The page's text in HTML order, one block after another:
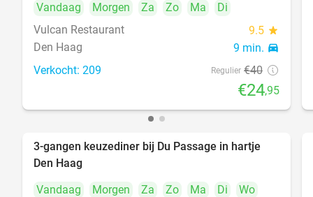
Vandaag Morgen Za Zo Ma
Di
Vulcan Restaurant
9.5 star
Den Haag 9 min. directions_car
Verkocht: 209 Regulier €40
€24,95
47%
3-gangen keuzediner bij Du Passage in hartje
Den Haag
Vandaag
Morgen Za Zo Ma Di
Wo